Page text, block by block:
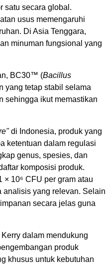
satu secara global.
usus memengaruhi
Di Asia Tenggara,
minuman fungsional yang
BC30™ (Bacillus
yang tetap stabil selama
sehingga ikut memastikan
di Indonesia, produk yang
ketentuan dalam regulasi
genus, spesies, dan
komposisi produk.
10⁶ CFU per gram atau
analisis yang relevan. Selain
secara jelas guna
dalam mendukung
produk
khusus untuk kebutuhan